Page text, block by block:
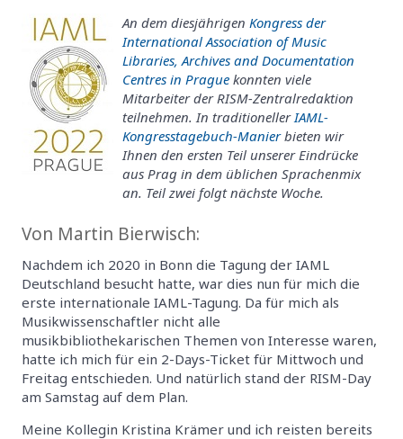
An dem diesjährigen Kongress der
International Association of Music
Libraries, Archives and Documentation
Centres in Prague konnten viele
Mitarbeiter der RISM-Zentralredaktion
teilnehmen. In traditioneller IAML-
Kongresstagebuch-Manierbieten wir
Ihnen den ersten Teil unserer Eindrücke
aus Prag in dem üblichen Sprachenmix
an. Teil zwei folgt nächste Woche.
Von Martin Bierwisch:
Nachdem ich 2020 in Bonn die Tagung der IAML
Deutschland besucht hatte, war dies nun für mich die
erste internationale IAML-Tagung. Da für mich als
Musikwissenschaftler nicht alle
musikbibliothekarischen Themen von Interesse waren,
hatte ich mich für ein 2-Days-Ticket für Mittwoch und
Freitag entschieden. Und natürlich stand der RISM-Day
am Samstag auf dem Plan.
Meine Kollegin Kristina Krämer und ich reisten bereits